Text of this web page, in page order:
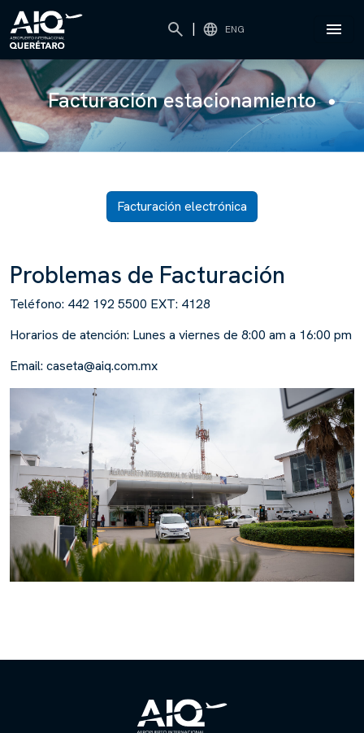
| ENG
Facturación estacionamiento
Facturación electrónica
Problemas de Facturación
Teléfono: 442 192 5500 EXT: 4128
Horarios de atención: Lunes a viernes de 8:00 am a 16:00 pm
Email: caseta@aiq.com.mx